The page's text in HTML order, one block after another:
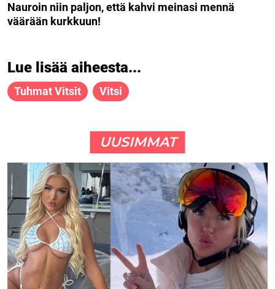
Nauroin niin paljon, että kahvi meinasi mennä
väärään kurkkuun!
Lue lisää aiheesta...
Tuhmat Vitsit Vitsi
UUSIMMAT